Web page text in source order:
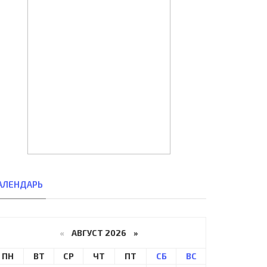
« АВГУСТ 2026 »
ПН ВТ СР ЧТ ПТ СБ ВС